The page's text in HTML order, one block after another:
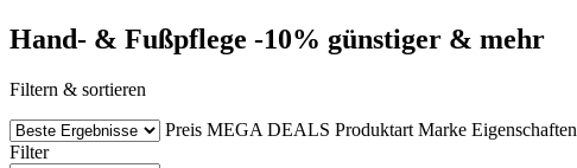
Hand- & Fußpflege -10% günstiger & mehr
Filtern & sortieren
Preis MEGA DEALS Produktart Marke Eigenschaften
Filter